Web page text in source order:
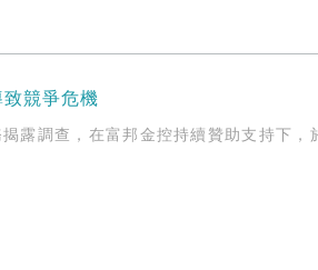
競爭危機
露調查，在富邦金控持續贊助支持下，